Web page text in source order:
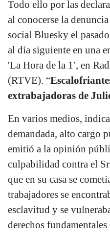
Todo ello por las
al conocerse la
social Bluesky el
al día siguiente en una
'La Hora de la 1′, en
(RTVE). “
extrabajadoras de
En varios medios,
demandada, alto cargo
emitió a la opinión
culpabilidad contra el
que en su casa se
trabajadores se
esclavitud y se
derechos